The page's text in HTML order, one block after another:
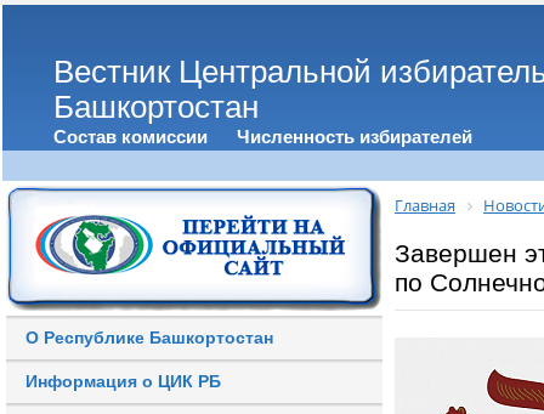
Вестник Центральной
Башкортостан
Состав комиссии Численность избирателей
О Республике Башкортостан
Информация о ЦИК РБ
Главная
Завершен
по